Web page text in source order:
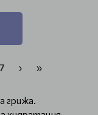
7 › »
грижа.